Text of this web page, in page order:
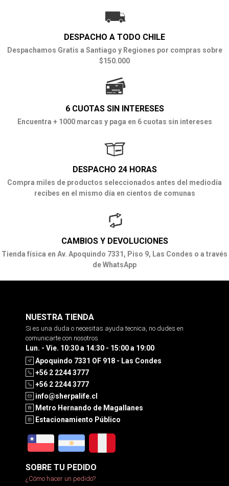
DESPACHO A TODO CHILE
Despachamos Gratis a Santiago y Regiones por compras sobre
$150.000
6 CUOTAS SIN INTERESES
Encuentra + 1000 marcas y paga en 6 cuotas sin intereses
DESPACHO 24 HORAS
Compra miles de productos seleccionados antes del mediodía
recibes en el mismo día en cientos de comunas
CAMBIOS Y DEVOLUCIONES
Tienda física en Av. Apoquindo 7331, Piso 9, Las Condes o a través
de WhatsApp
NUESTRA TIENDA
Si es una duda o necesitas ayuda tecnica, no dudes en
comunicarte con nosotros
Lun. - Vie. 10:30 a 14:30 - 15:00 a 19:00
Apoquindo 7331 OF 918 - Las Condes
+56 2 2244 3777
+56 2 2244 3777
info@sherpalife.cl
Metro Hernando de Magallanes
Estacionamiento Público
SOBRE TU PEDIDO
¿Cómo hacer un pedido?